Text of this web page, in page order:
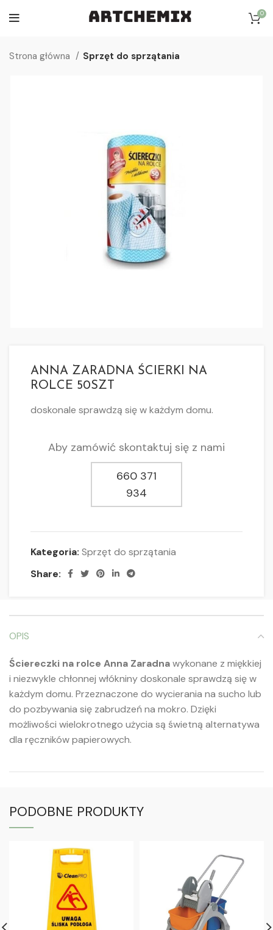
0
Strona główna Sprzęt do sprzątania
ANNA ZARADNA ŚCIERKI NA
ROLCE 50SZT
doskonale sprawdzą się w każdym domu.
Aby zamówić skontaktuj się z nami
660 371
934
Kategoria: Sprzęt do sprzątania
Share:
OPIS
Ściereczki na rolce Anna Zaradnawykonane z miękkiej
i niezwykle chłonnej włókniny doskonale sprawdzą się w
każdym domu. Przeznaczone do wycierania na sucho lub
do pozbywania się zabrudzeń na mokro. Dzięki
możliwości wielokrotnego użycia są świetną alternatywa
dla ręczników papierowych.
PODOBNE PRODUKTY